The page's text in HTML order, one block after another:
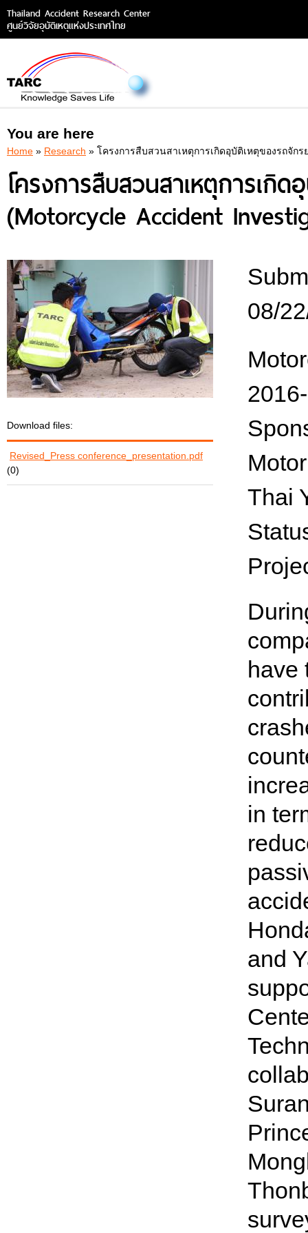
Thailand Accident Research Center
ศูนย์วิจัยอุบัติเหตุแห่งประเทศไทย
You are here
Home » Research » โครงการสืบสวนสาเหตุการเกิดอุบัติเหตุของรถจัก
โครงการสืบสวนสาเหตุการเกิ
(Motorcycle Accident
08/
Thai
have
in
and
Download files:
Revised_Press conference_presentation.pdf
(0)